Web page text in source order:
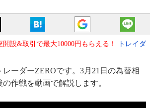
設&取引で最大10000円もらえる！
トレイダ
ーダーZEROです。3月21日の為替相
作戦を動画で解説します。